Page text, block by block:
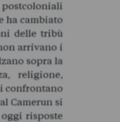
ha cambiato
delle tribù
arrivano i
sopra la
religione,
confrontano
Camerun si
risposte